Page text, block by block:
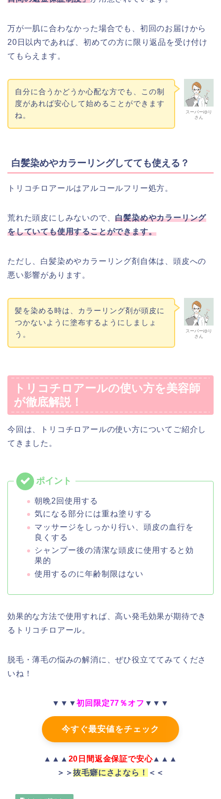
万が一肌に合わなかった場合でも、初回のお届けから
20日以内であれば、初めての方に限り返品を受け付け
てもらえます。
スーパーゆり
さん
自分に合うかどうか心配な方でも、この制
度があれば安心して始めることができます
ね。
白髪染めやカラーリングしてても使える？
トリコチロアールはアルコールフリー処方。
荒れた頭皮にしみないので、白髪染めやカラーリング
をしていても使用することができます。
ただし、白髪染めやカラーリング剤自体は、頭皮への
悪い影響があります。
スーパーゆり
さん
髪を染める時は、カラーリング剤が頭皮に
つかないように塗布するようにしましょ
う。
トリコチロアールの使い方を美容師
が徹底解説！
今回は、トリコチロアールの使い方についてご紹介し
てきました。
朝晩2回使用する
気になる部分には重ね塗りする
マッサージをしっかり行い、頭皮の血行を
良くする
シャンプー後の清潔な頭皮に使用すると効
果的
使用するのに年齢制限はない
効果的な方法で使用すれば、高い発毛効果が期待でき
るトリコチロアール。
脱毛・薄毛の悩みの解消に、ぜひ役立ててみてくださ
いね！
▼▼▼初回限定77％オフ ▼▼▼
今すぐ最安値をチェック
▲▲▲ 20日間返金保証で安心▲▲▲
＞＞抜毛癖にさよなら！ ＜＜